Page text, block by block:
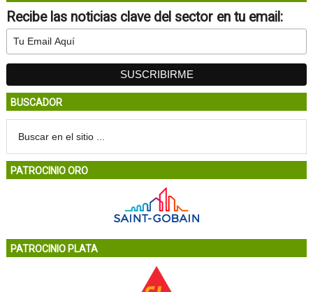
Recibe las noticias clave del sector en tu email:
BUSCADOR
PATROCINIO ORO
PATROCINIO PLATA